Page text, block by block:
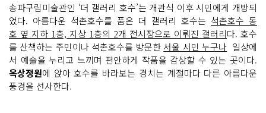
송파구립미술관인 ‘더 갤러리 호수’는 개관식 이후 시민에게 개방되
었다. 아름다운 석촌호수를 품은 더 갤러리 호수는 석촌호수 동
호 옆 지하 1층, 지상 1층의 2개 전시장으로 이뤄진 갤러리다. 호수
를 산책하는 주민이나 석촌호수를 방문한서울 시민 누구나 일상에
서 예술을 누리고 느끼며 편안하게 작품을 감상할 수 있는 곳이다.
옥상정원에 앉아 호수를 바라보는 경치는 계절마다 다른 아름다운
풍경을 선사한다.